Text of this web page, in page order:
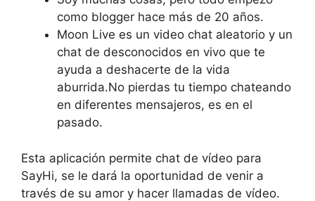
como blogger hace más de 20 años.
Moon Live es un video chat aleatorio y un
chat de desconocidos en vivo que te
ayuda a deshacerte de la vida
aburrida.No pierdas tu tiempo chateando
en diferentes mensajeros, es en el
pasado.
Esta aplicación permite chat de vídeo para
SayHi, se le dará la oportunidad de venir a
través de su amor y hacer llamadas de vídeo.